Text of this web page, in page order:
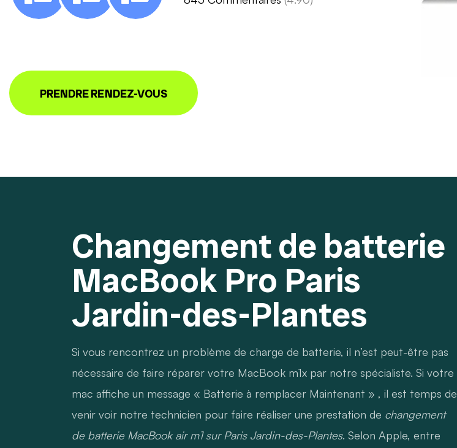
PRENDRE RENDEZ-VOUS
Changement de batterie
MacBook Pro Paris
Jardin-des-Plantes
Si vous rencontrez un problème de charge de batterie, il n’est peut-être pas
nécessaire de faire réparer votre MacBook m1x par notre spécialiste. Si votre
mac affiche un message « Batterie à remplacer Maintenant » , il est temps de
venir voir notre technicien pour faire réaliser une prestation de changement
de batterie MacBook air m1 sur Paris Jardin-des-Plantes. Selon Apple, entre